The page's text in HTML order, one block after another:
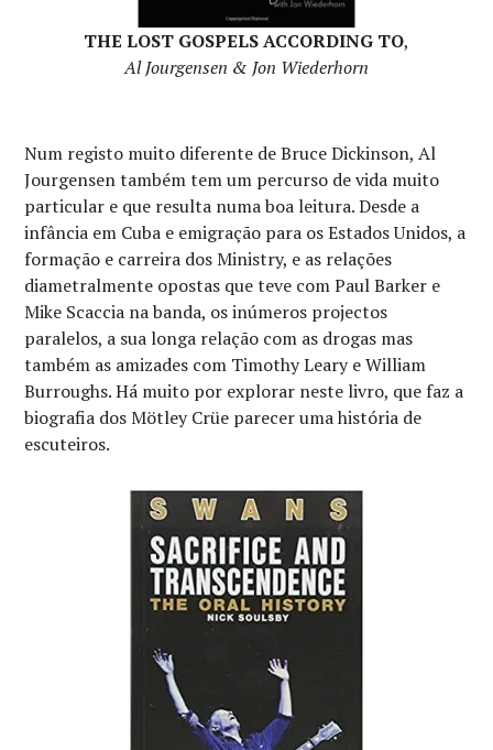
THE LOST GOSPELS ACCORDING TO,
Al Jourgensen & Jon Wiederhorn
Num registo muito diferente de Bruce Dickinson, Al
Jourgensen também tem um percurso de vida muito
particular e que resulta numa boa leitura. Desde a
infância em Cuba e emigração para os Estados Unidos, a
formação e carreira dos Ministry, e as relações
diametralmente opostas que teve com Paul Barker e
Mike Scaccia na banda, os inúmeros projectos
paralelos, a sua longa relação com as drogas mas
também as amizades com Timothy Leary e William
Burroughs. Há muito por explorar neste livro, que faz a
biografia dos Mötley Crüe parecer uma história de
escuteiros.